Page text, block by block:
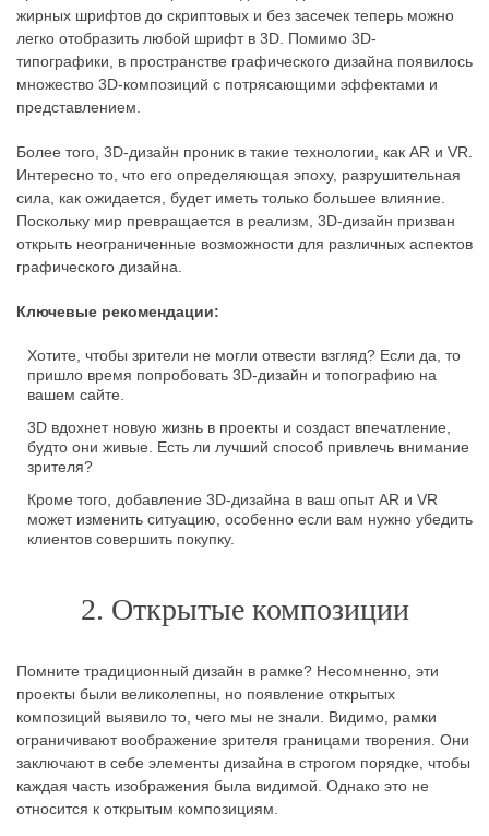
жирных шрифтов до скриптовых и без засечек теперь можно
легко отобразить любой шрифт в 3D. Помимо 3D-
типографики, в пространстве графического дизайна появилось
множество 3D-композиций с потрясающими эффектами и
представлением.
Более того, 3D-дизайн проник в такие технологии, как AR и VR.
Интересно то, что его определяющая эпоху, разрушительная
сила, как ожидается, будет иметь только большее влияние.
Поскольку мир превращается в реализм, 3D-дизайн призван
открыть неограниченные возможности для различных аспектов
графического дизайна.
Ключевые рекомендации:
Хотите, чтобы зрители не могли отвести взгляд? Если да, то
пришло время попробовать 3D-дизайн и топографию на
вашем сайте.
3D вдохнет новую жизнь в проекты и создаст впечатление,
будто они живые. Есть ли лучший способ привлечь внимание
зрителя?
Кроме того, добавление 3D-дизайна в ваш опыт AR и VR
может изменить ситуацию, особенно если вам нужно убедить
клиентов совершить покупку.
2. Открытые композиции
Помните традиционный дизайн в рамке? Несомненно, эти
проекты были великолепны, но появление открытых
композиций выявило то, чего мы не знали. Видимо, рамки
ограничивают воображение зрителя границами творения. Они
заключают в себе элементы дизайна в строгом порядке, чтобы
каждая часть изображения была видимой. Однако это не
относится к открытым композициям.